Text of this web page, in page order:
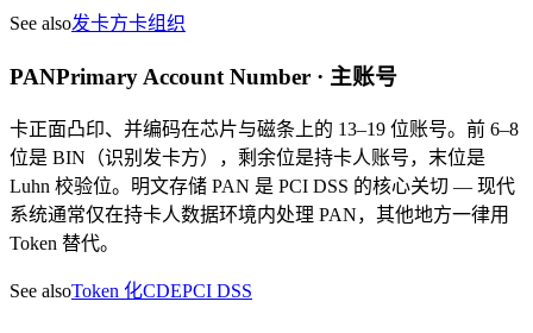
See also发卡方卡组织
PANPrimary Account Number · 主账号
卡正面凸印、并编码在芯片与磁条上的 13–19 位账号。前 6–8
位是 BIN（识别发卡方），剩余位是持卡人账号，末位是
Luhn 校验位。明文存储 PAN 是 PCI DSS 的核心关切 — 现代
系统通常仅在持卡人数据环境内处理 PAN，其他地方一律用
Token 替代。
See alsoToken 化CDEPCI DSS